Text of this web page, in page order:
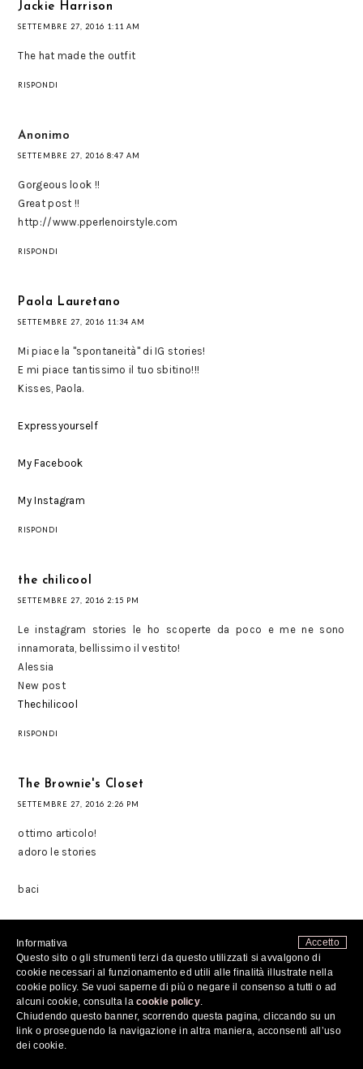
Jackie Harrison
SETTEMBRE 27, 2016 1:11 AM
The hat made the outfit
RISPONDI
Anonimo
SETTEMBRE 27, 2016 8:47 AM
Gorgeous look !!
Great post !!
http://www.pperlenoirstyle.com
RISPONDI
Paola Lauretano
SETTEMBRE 27, 2016 11:34 AM
Mi piace la "spontaneità" di IG stories!
E mi piace tantissimo il tuo sbitino!!!
Kisses, Paola.
Expressyourself
My Facebook
My Instagram
RISPONDI
the chilicool
SETTEMBRE 27, 2016 2:15 PM
Le instagram stories le ho scoperte da poco e me ne sono
innamorata, bellissimo il vestito!
Alessia
New post
Thechilicool
RISPONDI
The Brownie's Closet
SETTEMBRE 27, 2016 2:26 PM
ottimo articolo!
adoro le stories
baci
deleganza-tubino-nero.html
RISPONDI
Unknown
SETTEMBRE 27, 2016 2:52 PM
Accetto
Informativa
Questo sito o gli strumenti terzi da questo utilizzati si avvalgono di
cookie necessari al funzionamento ed utili alle finalità illustrate nella
cookie policy. Se vuoi saperne di più o negare il consenso a tutti o ad
alcuni cookie, consulta lacookie policy.
Chiudendo questo banner, scorrendo questa pagina, cliccando su un
link o proseguendo la navigazione in altra maniera, acconsenti all’uso
dei cookie.